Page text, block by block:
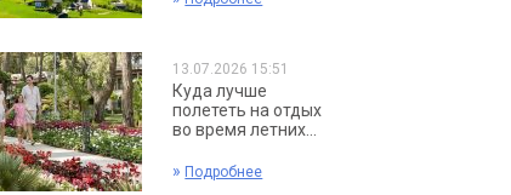
13.07.2026 15:51
Куда лучше
полететь на отдых
во время летних...
» Подробнее